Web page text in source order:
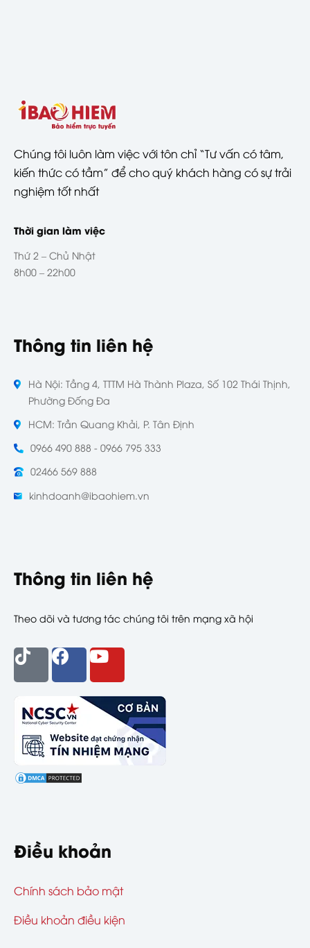
Chúng tôi luôn làm việc với tôn chỉ “Tư vấn có tâm,
kiến thức có tầm” để cho quý khách hàng có sự trải
nghiệm tốt nhất
Thời gian làm việc
Thứ 2 – Chủ Nhật
8h00 – 22h00
Thông tin liên hệ
Hà Nội: Tầng 4, TTTM Hà Thành Plaza, Số 102 Thái Thịnh,
Phường Đống Đa
HCM: Trần Quang Khải, P. Tân Định
0966 490 888 - 0966 795 333
02466 569 888
kinhdoanh@ibaohiem.vn
Thông tin liên hệ
Theo dõi và tương tác chúng tôi trên mạng xã hội
Điều khoản
Chính sách bảo mật
Điều khoản điều kiện